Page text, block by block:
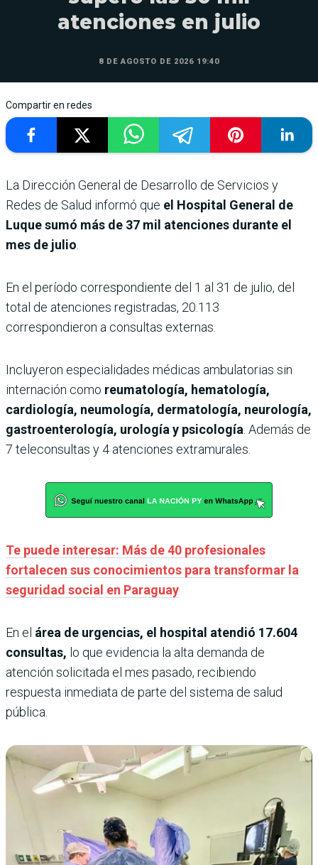
atenciones en julio
8 DE AGOSTO DE 2026 19:40
Compartir en redes
La Dirección General de Desarrollo de Servicios y
Redes de Salud informó que el Hospital General de
Luque sumó más de 37 mil atenciones durante el
mes de julio.
En el período correspondiente del 1 al 31 de julio, del
total de atenciones registradas, 20.113
correspondieron a consultas externas.
Incluyeron especialidades médicas ambulatorias sin
internación como reumatología, hematología,
cardiología, neumología, dermatología, neurología,
gastroenterología, urología y psicología. Además de
7 teleconsultas y 4 atenciones extramurales.
Te puede interesar: Más de 40 profesionales
fortalecen sus conocimientos para transformar la
seguridad social en Paraguay
En el área de urgencias, el hospital atendió 17.604
consultas, lo que evidencia la alta demanda de
atención solicitada el mes pasado, recibiendo
respuesta inmediata de parte del sistema de salud
pública.